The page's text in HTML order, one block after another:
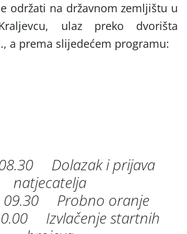
održati na državnom zemljištu u
ulaz preko dvorišta
a prema slijedećem programu:
Dolazak i prijava
natjecatelja
09.30 Probno oranje
Izvlačenje startnih